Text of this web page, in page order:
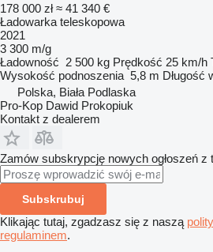
178 000 zł ≈ 41 340 €
Ładowarka teleskopowa
2021
3 300 m/g
Ładowność 2 500 kg Prędkość 25 km/h
Wysokość podnoszenia 5,8 m Długość
Polska, Biała Podlaska
Pro-Kop Dawid Prokopiuk
Kontakt z dealerem
Zamów subskrypcję nowych ogłoszeń z
Subskrubuj
Klikając tutaj, zgadzasz się z naszą
regulaminem.